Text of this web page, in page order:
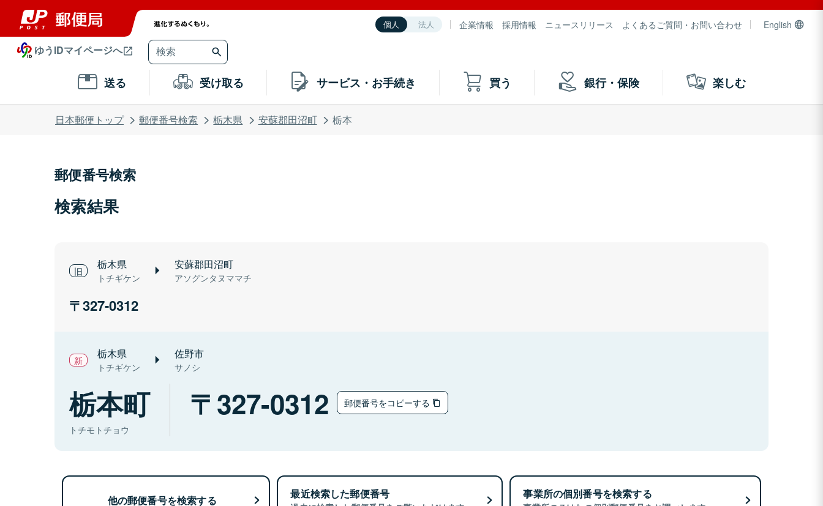
個人 法人 企業情報 採用情報 ニュースリリース よくあるご質問・お問い合わせ English
ゆうIDマイページへ
送る 受け取る サービス・お手続き 買う 銀行・保険 楽しむ
日本郵便トップ 郵便番号検索 栃木県 安蘇郡田沼町 栃本
郵便番号検索
検索結果
栃木県
トチギケン
安蘇郡田沼町
アソグンタヌママチ
327-0312
栃木県
トチギケン
佐野市
サノシ
栃本町
トチモトチョウ
327-0312 郵便番号をコピーする
他の郵便番号を検索する 最近検索した郵便番号 事業所の個別番号を検索する